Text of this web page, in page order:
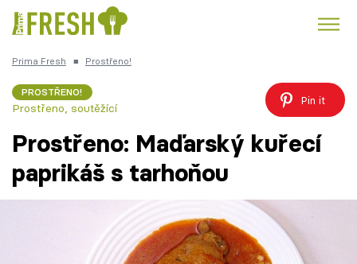
Česká kuchyně
Prima Fresh ■ Prostřeno!
PROSTŘENO!
Prostřeno, soutěžící
Pin it
Prostřeno: Maďarský kuřecí
paprikáš s tarhoňou